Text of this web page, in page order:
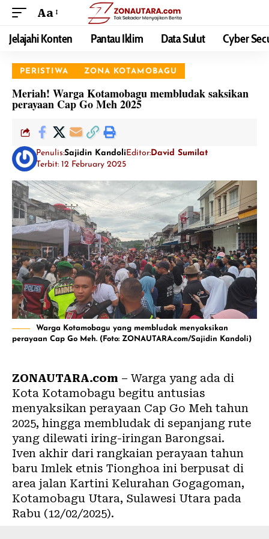
Aa
Jelajahi Konten Pantau Iklim Data Sulut Cyber
PERISTIWA ZONA KOTAMOBAGU
Meriah! Warga Kotamobagu membludak saksikan
perayaan Cap Go Meh 2025
Penulis:Sajidin KandoliEditor:David Sumilat
Terbit: 12 February 2025
Warga Kotamobagu yang membludak menyaksikan
perayaan Cap Go Meh. (Foto: ZONAUTARA.com/Sajidin Kandoli)
ZONAUTARA.com – Warga yang ada di
Kota Kotamobagu begitu antusias
menyaksikan perayaan Cap Go Meh tahun
2025, hingga membludak di sepanjang rute
yang dilewati iring-iringan Barongsai.
Iven akhir dari rangkaian perayaan tahun
baru Imlek etnis Tionghoa ini berpusat di
area jalan Kartini Kelurahan Gogagoman,
Kotamobagu Utara, Sulawesi Utara pada
Rabu (12/02/2025).